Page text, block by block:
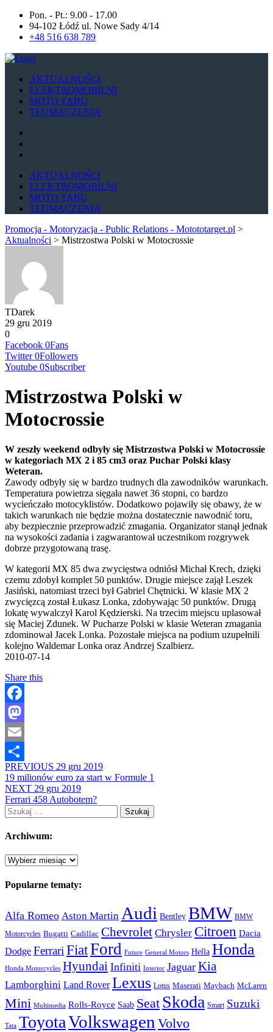
Pon. - Pt.: 9.00 - 17.00
94-102 Łódź ul. Nowe Sady 4/14
+48 516 638 789
AKTUALNOŚCI
ELEKTROMOBILNI
MOTO TABU
TŁUMACZENIA
AKTUALNOŚCI
ELEKTROMOBILNI
MOTO TABU
TŁUMACZENIA
Promocja - Motoryzacja - Public Relations - Motototarget.pl >
Aktualności > Mistrzostwa Polski w Motocrossie
TDarek
29 gru 2019
0
Facebook 0Fans
Twitter 0Followers
Youtube 0Subscriber
Mistrzostwa Polski w
Motocrossie
W zeszły weekend odbyły się Mistrzostwa Polski w Motocrossie
w kategoriach MX 2 i 85 cm3 oraz Puchar Polski klasy
Weteran.
Zawody odbyły się w bardzo trudnych dla zawodników warunkach.
Temperatura powietrza sięgała nawet 36 stopni, co bardzo
wycieńczało motocyklistów. Dodatkowo pojawiły się obawy, że w
takich warunkach nie będzie można dostatecznie nawodnić toru,
aby bezpiecznie przeprowadzić zmagania. Organizator stanął jednak
na wysokości zadania i zagwarantował uczestnikom rozgrywek
dobrze przygotowaną trasę.
W kategorii MX 85 dwa zwycięstwa odniósł Michał Krech, dzięki
czemu zdobył komplet 50 punktów. Drugie miejsce zajął Leszek
Jasiński, natomiast trzeci był Gabriel Chętnicki. W klasie MX 2
zwycięzcą został Łukasz Lonka, zdobywając 50 punktów. Drugą
lokatę wywalczył Karol Kędzierski. Na trzecim miejscu uplasował
się Maciej Zdunek. W Pucharze Polski w klasie Weteran zmagania
zdominował Jacek Lonka. Pozostałe miejsca na podium uzupełnili
kolejno Waldemar Lonka oraz Andrzej Szalbierz.
2010-07-14
Share this
Facebook
Mastodon
Email
Share
PREVIOUS 29 gru 2019
19 milionów euro za start w Formule 1
NEXT 29 gru 2019
Ferrari 458 Autobotem?
Szukaj:
Archiwum:
Archiwum:
Popularne tematy:
Alfa Romeo Aston Martin Audi Bentley BMW BMW
Motorcycles Bugatti Cadillac Chevrolet Chrysler Citroen Dacia
Dodge Ferrari FiatFord Future General Motors Hella Honda
Honda Motorcycles Hyundai Infiniti Interior Jaguar Kia
Lamborghini Land Rover Lexus Lotus Maserati Maybach McLaren
Mini Multimedia Rolls-Royce Saab Seat Skoda Smart Suzuki
Tata ToyotaVolkswagen Volvo